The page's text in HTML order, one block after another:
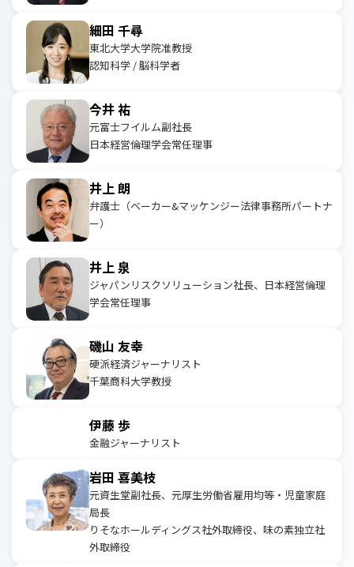
細田 千尋
東北大学大学院准教授
認知科学 / 脳科学者
今井 祐
元富士フイルム副社長
日本経営倫理学会常任理事
井上 朗
弁護士（ベーカー&マッケンジー法律事務所パートナ
ー）
井上 泉
ジャパンリスクソリューション社長、日本経営倫理
学会常任理事
磯山 友幸
硬派経済ジャーナリスト
千葉商科大学教授
伊藤 歩
金融ジャーナリスト
岩田 喜美枝
元資生堂副社長、元厚生労働省雇用均等・児童家庭
局長
りそなホールディングス社外取締役、味の素独立社
外取締役